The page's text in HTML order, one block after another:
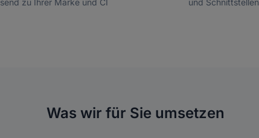
zu Ihrer Marke und CI
und Schnittstellen
Was wir für Sie umsetzen